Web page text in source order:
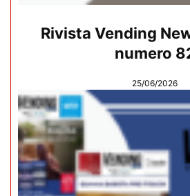
Rivista Vending
numero
25/06/2026